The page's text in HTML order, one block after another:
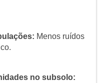
Menos ruídos
no subsolo: